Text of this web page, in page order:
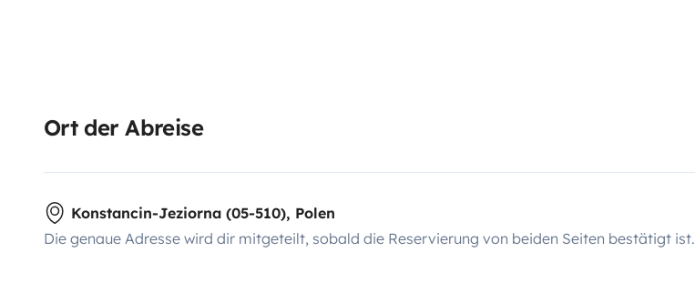
Ort der Abreise
Konstancin-Jeziorna (05-510), Polen
Die genaue Adresse wird dir mitgeteilt, sobald die Reservierung von beiden Seiten bestätigt ist.